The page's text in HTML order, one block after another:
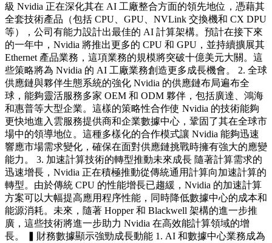
級 Nvidia 正在深化其在 AI 工廠整合方面的領先地位，憑藉其
全套技術產品（包括 CPU、GPU、NVLink 交換機和 CX DPU
等），公司有能力設計出最佳的 AI 計算架構。預計在接下來
的一年中，Nvidia 將推出更多的 CPU 和 GPU，並持續擴展其
Ethernet 產品業務，這項業務的規模將突破十億美元大關。這
些策略將為 Nvidia 的 AI 工廠業務創造更多成長機會。 2. 全球
供應鏈與夥伴生態系統的強化 Nvidia 的供應鏈布局遍布全
球，能夠靈活服務多家 OEM 和 ODM 夥伴，包括廣達、鴻海
和惠普等大型企業。這樣的策略性合作使 Nvidia 的技術能夠
更快地進入雲服務提供商和企業數據中心，鞏固了其在全球市
場中的領導地位。這種多樣化的合作模式讓 Nvidia 能夠迅速
響應市場需求變化，確保在面對供應鏈挑戰時擁有強大的應變
能力。 3. 加速計算技術的轉型推動未來成長 隨著計算需求的
迅速增長，Nvidia 正在積極推動從傳統通用計算向加速計算的
轉型。由於傳統 CPU 的性能增長已趨緩，Nvidia 的加速計算
方案可以大幅提高應用程序性能，同時降低數據中心的成本和
能源消耗。未來，隨著 Hopper 和 Blackwell 架構的進一步推
廣，這些技術將進一步助力 Nvidia 在高效能計算領域的增
長。 ▍財務數據顯示強勁成長動能 1. AI 和數據中心業務成為